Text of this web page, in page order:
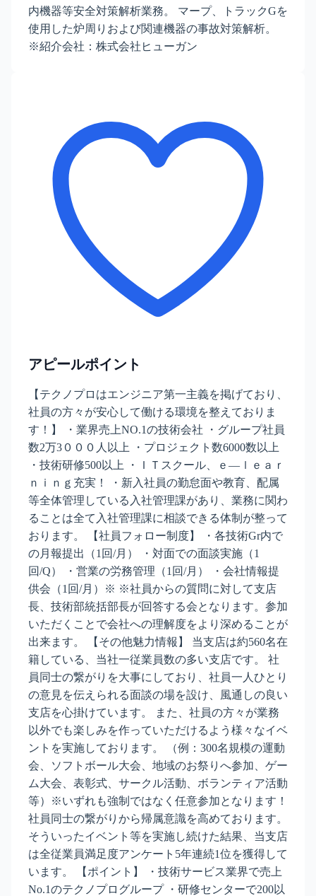
内機器等安全対策解析業務。 マープ、トラックGを
使用した炉周りおよび関連機器の事故対策解析。
※紹介会社：株式会社ヒューガン
アピールポイント
【テクノプロはエンジニア第一主義を掲げており、
社員の方々が安心して働ける環境を整えておりま
す！】 ・業界売上NO.1の技術会社 ・グループ社員
数2万3０００人以上 ・プロジェクト数6000数以上
・技術研修500以上 ・ＩＴスクール、ｅ―ｌｅａｒ
ｎｉｎｇ充実！ ・新入社員の勤怠面や教育、配属
等全体管理している入社管理課があり、業務に関わ
ることは全て入社管理課に相談できる体制が整って
おります。 【社員フォロー制度】 ・各技術Gr内で
の月報提出（1回/月） ・対面での面談実施（1
回/Q） ・営業の労務管理（1回/月） ・会社情報提
供会（1回/月）※ ※社員からの質問に対して支店
長、技術部統括部長が回答する会となります。参加
いただくことで会社への理解度をより深めることが
出来ます。 【その他魅力情報】 当支店は約560名在
籍している、当社一従業員数の多い支店です。 社
員同士の繋がりを大事にしており、社員一人ひとり
の意見を伝えられる面談の場を設け、風通しの良い
支店を心掛けています。 また、社員の方々が業務
以外でも楽しみを作っていただけるよう様々なイベ
ントを実施しております。 （例：300名規模の運動
会、ソフトボール大会、地域のお祭りへ参加、ゲー
ム大会、表彰式、サークル活動、ボランティア活動
等）※いずれも強制ではなく任意参加となります！
社員同士の繋がりから帰属意識を高めております。
そういったイベント等を実施し続けた結果、当支店
は全従業員満足度アンケート5年連続1位を獲得して
います。 【ポイント】 ・技術サービス業界で売上
No.1のテクノプログループ ・研修センターで200以